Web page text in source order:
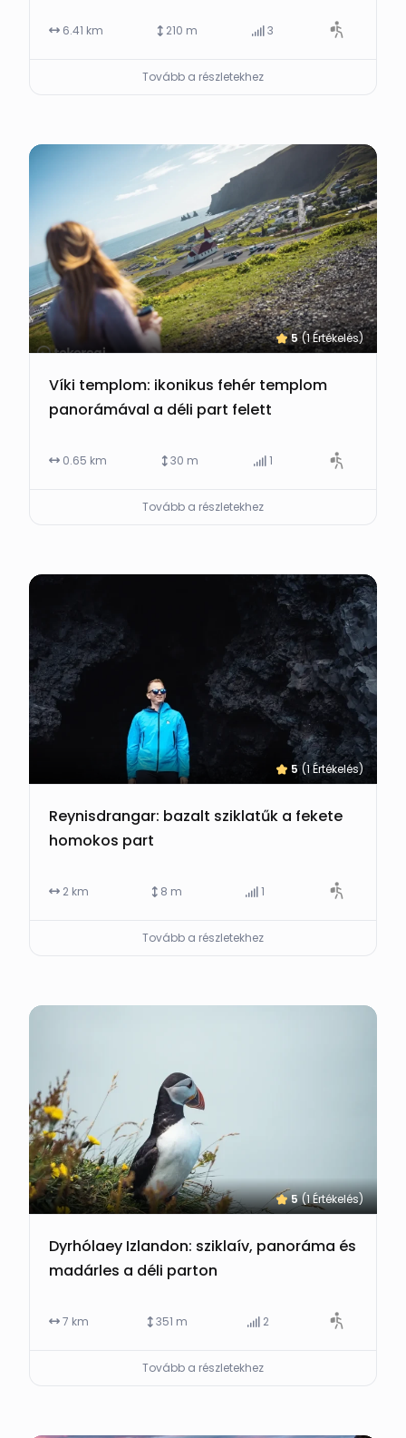
6.41 km 210 m 3
Tovább a részletekhez
5 (1 Értékelés)
Víki templom: ikonikus fehér templom
panorámával a déli part felett
0.65 km 30 m 1
Tovább a részletekhez
5 (1 Értékelés)
Reynisdrangar: bazalt sziklatűk a fekete
homokos part
2 km 8 m 1
Tovább a részletekhez
5 (1 Értékelés)
Dyrhólaey Izlandon: sziklaív, panoráma és
madárles a déli parton
7 km 351 m 2
Tovább a részletekhez